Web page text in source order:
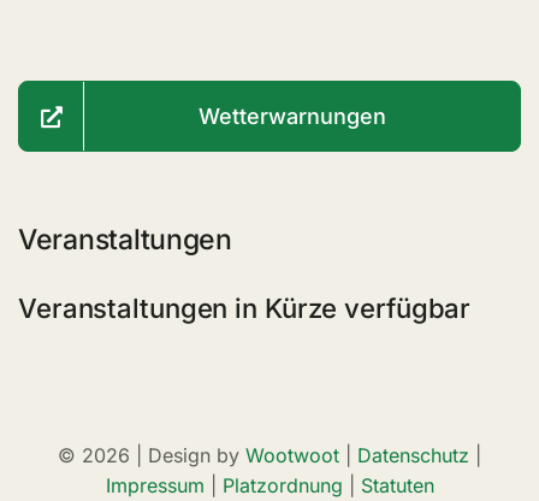
Wetterwarnungen
Veranstaltungen
Veranstaltungen in Kürze verfügbar
© 2026 | Design by Wootwoot Datenschutz
Impressum
Platzordnung Statuten